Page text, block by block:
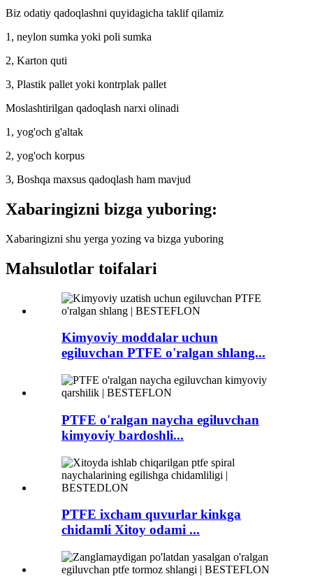
Biz odatiy qadoqlashni quyidagicha taklif qilamiz
1, neylon sumka yoki poli sumka
2, Karton quti
3, Plastik pallet yoki kontrplak pallet
Moslashtirilgan qadoqlash narxi olinadi
1, yog'och g'altak
2, yog'och korpus
3, Boshqa maxsus qadoqlash ham mavjud
Xabaringizni bizga yuboring:
Xabaringizni shu yerga yozing va bizga yuboring
Mahsulotlar toifalari
Kimyoviy moddalar uchun
egiluvchan PTFE o'ralgan shlang...
PTFE o'ralgan naycha egiluvchan
kimyoviy bardoshli...
PTFE ixcham quvurlar kinkga
chidamli Xitoy odami ...